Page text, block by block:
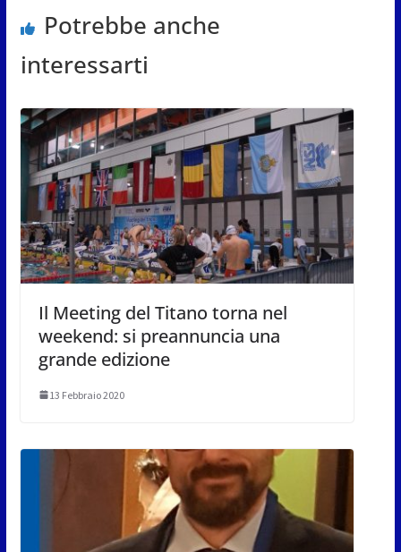
Potrebbe anche
interessarti
Il Meeting del Titano torna nel
weekend: si preannuncia una
grande edizione
13 Febbraio 2020